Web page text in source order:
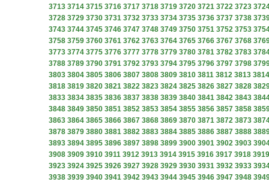
3713 3714 3715 3716 3717 3718 3719 3720 3721 3722 3723
3728 3729 3730 3731 3732 3733 3734 3735 3736 3737 3738
3743 3744 3745 3746 3747 3748 3749 3750 3751 3752 3753
3758 3759 3760 3761 3762 3763 3764 3765 3766 3767 3768
3773 3774 3775 3776 3777 3778 3779 3780 3781 3782 3783
3788 3789 3790 3791 3792 3793 3794 3795 3796 3797 3798
3803 3804 3805 3806 3807 3808 3809 3810 3811 3812 3813 3814
3818 3819 3820 3821 3822 3823 3824 3825 3826 3827 3828
3833 3834 3835 3836 3837 3838 3839 3840 3841 3842 3843
3848 3849 3850 3851 3852 3853 3854 3855 3856 3857 3858
3863 3864 3865 3866 3867 3868 3869 3870 3871 3872 3873
3878 3879 3880 3881 3882 3883 3884 3885 3886 3887 3888
3893 3894 3895 3896 3897 3898 3899 3900 3901 3902 3903
3908 3909 3910 3911 3912 3913 3914 3915 3916 3917 3918 3919
3923 3924 3925 3926 3927 3928 3929 3930 3931 3932 3933
3938 3939 3940 3941 3942 3943 3944 3945 3946 3947 3948